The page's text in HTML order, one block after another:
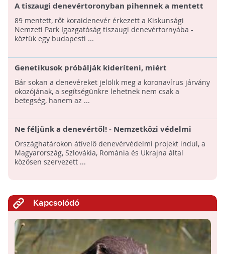
A tiszaugi denevértoronyban pihennek a mentett
denevérek
89 mentett, rőt koraidenevér érkezett a Kiskunsági
Nemzeti Park Igazgatóság tiszaugi denevértornyába -
köztük egy budapesti ...
Genetikusok próbálják kideríteni, miért
"szuperimmunisak" a denevérek
Bár sokan a denevéreket jelölik meg a koronavírus járvány
okozójának, a segítségünkre lehetnek nem csak a
betegség, hanem az ...
Ne féljünk a denevértől! - Nemzetközi védelmi
program indul!
Országhatárokon átívelő denevérvédelmi projekt indul, a
Magyarország, Szlovákia, Románia és Ukrajna által
közösen szervezett ...
Kapcsolódó